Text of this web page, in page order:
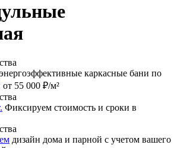
энергоэффективные каркасные бани по
55 000 ₽/м²
Фиксируем стоимость и сроки в
дизайн дома и парной с учетом вашего